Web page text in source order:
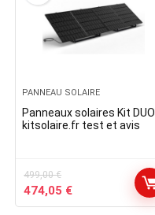
PANNEAU SOLAIRE
Panneaux solaires Kit DUO
kitsolaire.fr test et avis
499,00€
Le
prix
474,05 €Le
prix